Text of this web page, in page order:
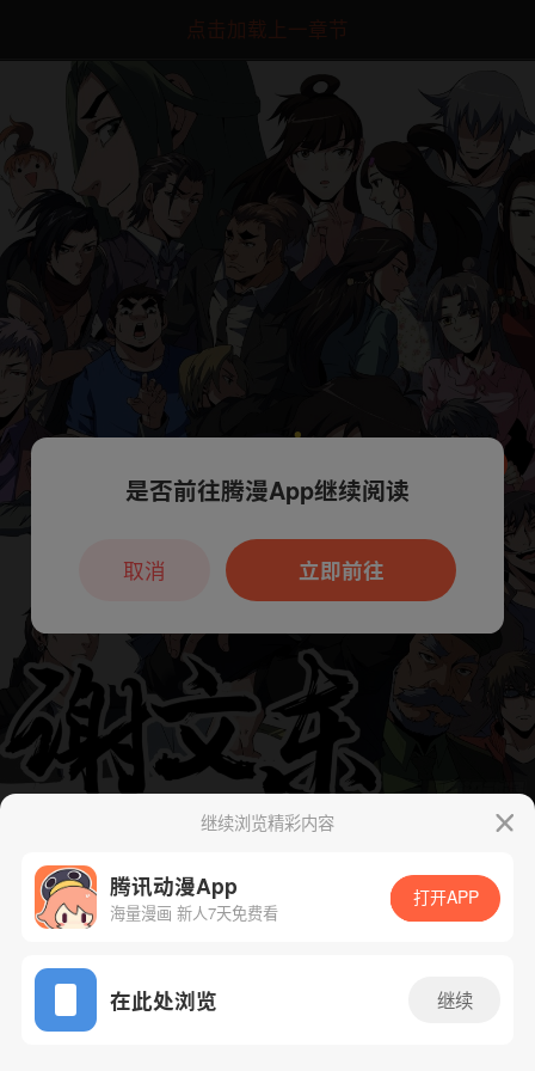
点击加载上一章节
App免费看
下一话 腾漫App免费看
继续浏览精彩内容
腾讯动漫App
海量漫画 新人7天免费看
打开APP
在此处浏览 继续
本章节仅支持App阅读，可打开App新用
户7天免费看
是否前往腾漫App继续阅读
立即前往
取消